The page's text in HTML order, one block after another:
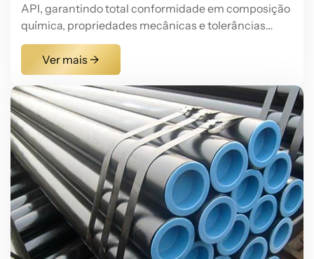
API, garantindo total conformidade em composição
química, propriedades mecânicas e tolerâncias
dimensionais para classes que vão de B a X80. Os
tubos de linha API 5L possuem boa soldabilidade e
adaptabilidade construtiva, assegurando eficiência
na instalação de dutos e segurança operacional a
longo prazo, tornando-os um material essencial
para o transporte de petróleo e gás.
Ver mais →